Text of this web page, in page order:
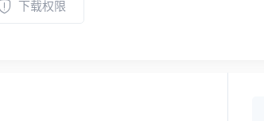
下载权限